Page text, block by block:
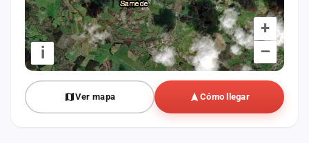
+
–
i
Ver mapa Cómo llegar